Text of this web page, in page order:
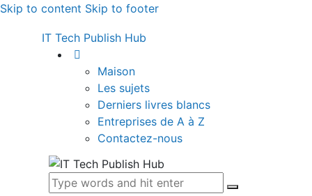
Skip to content Skip to footer
IT Tech Publish Hub
Maison
Les sujets
Derniers livres blancs
Entreprises de A à Z
Contactez-nous